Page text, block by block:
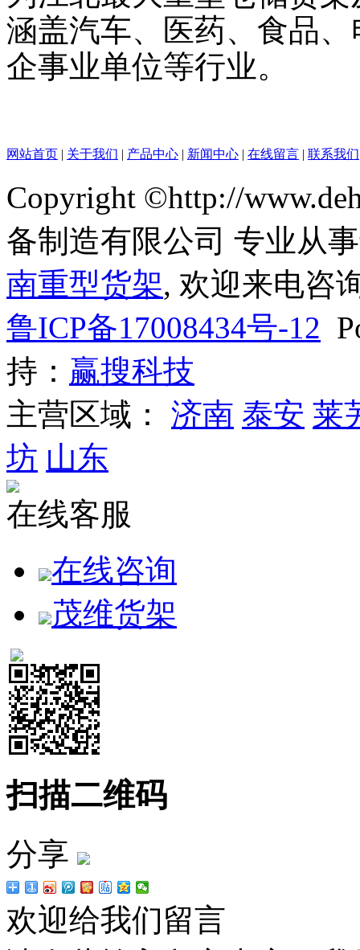
涵盖汽车、医药、食品
企事业单位等行业。
网站首页 | 关于我们 | 产品中心 | 新闻中心 | 在线留言 | 联系我们
Copyright ©http://
备制造有限公司 专业从
南重型货架, 欢迎来电咨
鲁ICP备17008434号-12
持： 赢搜科技
主营区域： 济南 泰安 莱
坊 山东
在线客服
在线咨询
茂维货架
扫描二维码
分享
欢迎给我们留言